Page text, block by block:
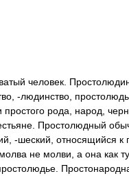
человек.
-людинство,
рода, народ,
Простолюдный
-шеский, относящийся к
не молви, а она как